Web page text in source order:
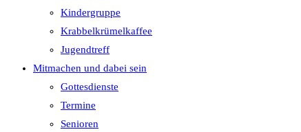
Kindergruppe
Krabbelkrümelkaffee
Jugendtreff
Mitmachen und dabei sein
Gottesdienste
Termine
Senioren